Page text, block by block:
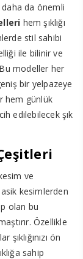
daha da önemli
hem şıklığı
stil sahibi
ile bilinir ve
modeller her
bir yelpazeye
hem günlük
edilebilecek şık
ve
kesimlerden
olan bu
Özellikle
ön
sahip